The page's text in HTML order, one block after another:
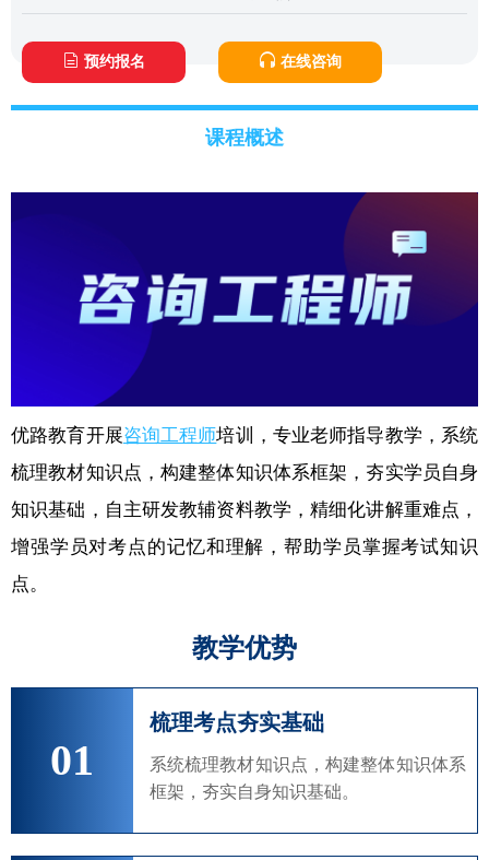
预约报名 在线咨询
课程概述
优路教育开展咨询工程师培训，专业老师指导教学，系统
梳理教材知识点，构建整体知识体系框架，夯实学员自身
知识基础，自主研发教辅资料教学，精细化讲解重难点，
增强学员对考点的记忆和理解，帮助学员掌握考试知识
点。
教学优势
01
梳理考点夯实基础
系统梳理教材知识点，构建整体知识体系
框架，夯实自身知识基础。